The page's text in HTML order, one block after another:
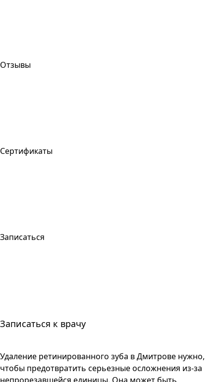
Отзывы
Сертификаты
Записаться
Записаться к врачу
Удаление ретинированного зуба в Дмитрове нужно,
чтобы предотвратить серьезные осложнения из-за